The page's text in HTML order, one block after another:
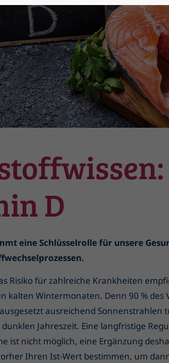
D
eine Schlüsselrolle für unsere
Risiko für zahlreiche Krankheiten
kalten Wintermonaten. Denn 90 % des
ausreichend Sonnenstrahlen
Jahreszeit. Eine langfristige
ist nicht möglich, eine Ergänzung
Ihren Ist-Wert bestimmen, um